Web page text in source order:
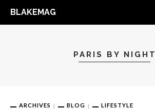
BLAKEMAG
PARIS BY NIGHT
ARCHIVES BLOG LIFESTYLE